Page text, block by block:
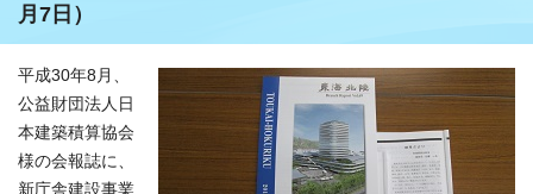
月7日）
平成30年8月、
公益財団法人日
本建築積算協会
様の会報誌に、
新庁舎建設事業